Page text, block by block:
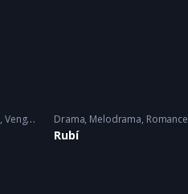
, Venganza 2025
Drama, Melodrama, Romance
Rubí